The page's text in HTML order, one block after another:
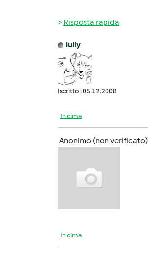
Risposta rapida
lully
Iscritto : 05.12.2008
In cima
Anonimo (non verificato)
In cima